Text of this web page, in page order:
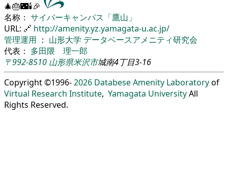
🎄🎂🌃🕯🎉
名称： サイバーキャンパス「鷹山」
URL: 🔗 http://amenity.yz.yamagata-u.ac.jp/
管理運用 ： 山形大学 データベースアメニティ研究会
代表： 多田隈 理一郎
〒992-8510 山形県米沢市城南4丁目3-16
Copyright ©1996-2026 Databese Amenity Laboratoryof
Virtual Research Institute, Yamagata UniversityAll
Rights Reserved.